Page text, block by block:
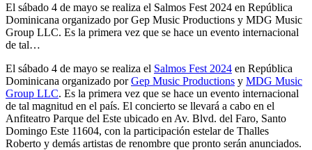
El sábado 4 de mayo se realiza el Salmos Fest 2024 en República
Dominicana organizado por Gep Music Productions y MDG Music
Group LLC. Es la primera vez que se hace un evento internacional
de tal…
El sábado 4 de mayo se realiza el Salmos Fest 2024 en República
Dominicana organizado porGep Music Productions y MDG Music
Group LLC. Es la primera vez que se hace un evento internacional
de tal magnitud en el país. El concierto se llevará a cabo en el
Anfiteatro Parque del Este ubicado en Av. Blvd. del Faro, Santo
Domingo Este 11604, con la participación estelar de Thalles
Roberto y demás artistas de renombre que pronto serán anunciados.